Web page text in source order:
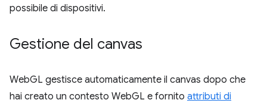
possibile di dispositivi.
Gestione del canvas
WebGL gestisce automaticamente il canvas dopo che
hai creato un contesto WebGL e fornito attributi di